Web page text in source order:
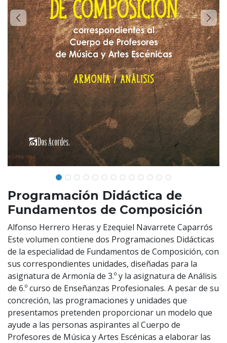
Programación Didáctica de
Fundamentos de Composición
Alfonso Herrero Heras y Ezequiel Navarrete Caparrós
Este volumen contiene dos Programaciones Didácticas
de la especialidad de Fundamentos de Composición, con
sus correspondientes unidades, diseñadas para la
asignatura de Armonía de 3.º y la asignatura de Análisis
de 6.º curso de Enseñanzas Profesionales. A pesar de su
concreción, las programaciones y unidades que
presentamos pretenden proporcionar un modelo que
ayude a las personas aspirantes al Cuerpo de
Profesores de Música y Artes Escénicas a elaborar las